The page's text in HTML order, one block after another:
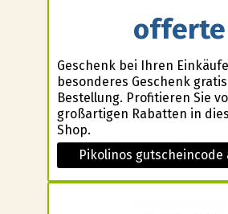
offerte
Geschenk bei Ihren
besonderes Geschenk
Bestellung. Profitieren Sie
großartigen Rabatten in
Shop.
Pikolinos gutscheincode